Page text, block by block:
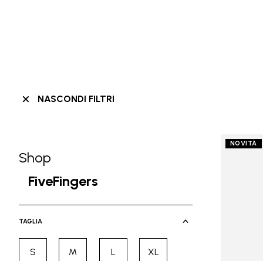
NASCONDI FILTRI
Skip filters go to products
Shop
Refine by Categoria: Shop
FiveFingers
TAGLIA
SRefine by Taglia: S
MRefine by Taglia: M
LRefine by Taglia: L
XLRefine by Taglia: XL
NOVITÀ